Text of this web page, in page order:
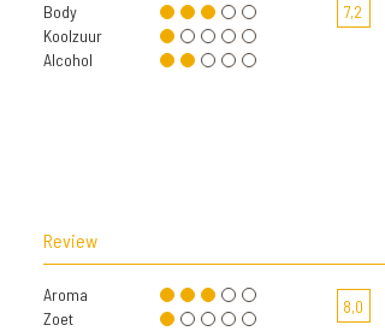
Body
Koolzuur
Alcohol
7,2
Review
Aroma
Zoet
8,0